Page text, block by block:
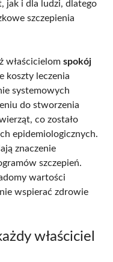
jak i dla ludzi, dlatego
szczepienia
właścicielom spokój
koszty leczenia
systemowych
do stworzenia
co zostało
epidemiologicznych.
znaczenie
szczepień.
wartości
wspierać zdrowie
właściciel